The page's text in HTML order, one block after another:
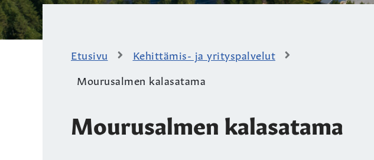
Etusivu
Kehittämis- ja yrityspalvelut
Mourusalmen kalasatama
Mourusalmen kalasatama